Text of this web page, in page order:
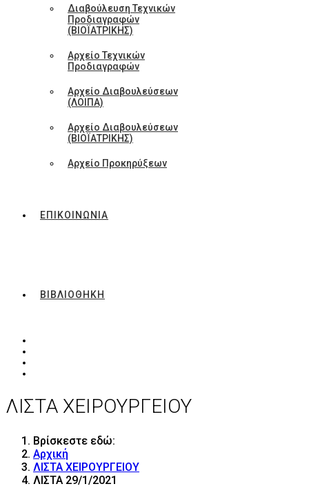
Διαβούλευση Τεχνικών
Προδιαγραφών
(ΒΙΟΪΑΤΡΙΚΗΣ)
Αρχείο Τεχνικών
Προδιαγραφών
Αρχείο Διαβουλεύσεων
(ΛΟΙΠΑ)
Αρχείο Διαβουλεύσεων
(ΒΙΟΪΑΤΡΙΚΗΣ)
Αρχείο Προκηρύξεων
ΕΠΙΚΟΙΝΩΝΙΑ
ΒΙΒΛΙΟΘΗΚΗ
ΛΙΣΤΑ ΧΕΙΡΟΥΡΓΕΙΟΥ
Βρίσκεστε εδώ:
Αρχική
ΛΙΣΤΑ ΧΕΙΡΟΥΡΓΕΙΟΥ
ΛΙΣΤΑ 29/1/2021